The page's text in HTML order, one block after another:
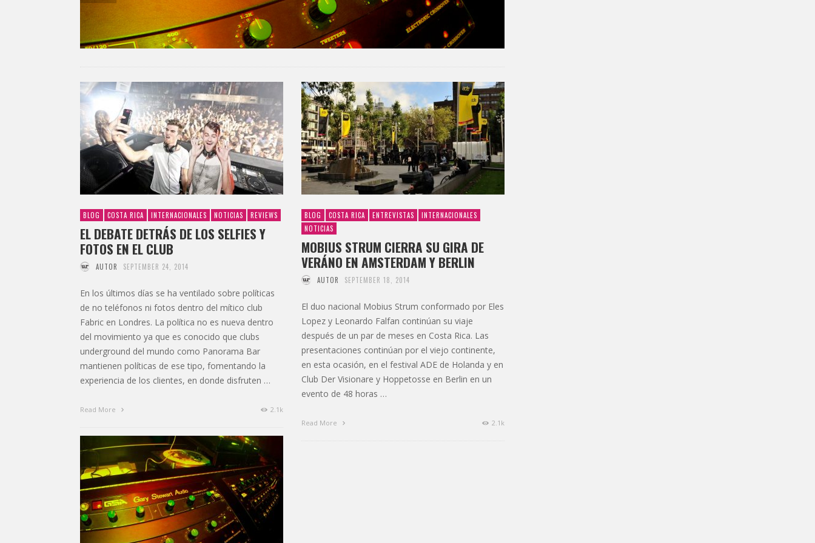
BLOG COSTA RICA INTERNACIONALES NOTICIAS REVIEWS
EL DEBATE DETRÁS DE LOS SELFIES Y
FOTOS EN EL CLUB
AUTOR SEPTEMBER 24, 2014
En los últimos días se ha ventilado sobre políticas
de no teléfonos ni fotos dentro del mítico club
Fabric en Londres. La política no es nueva dentro
del movimiento ya que es conocido que clubs
underground del mundo como Panorama Bar
mantienen políticas de ese tipo, fomentando la
experiencia de los clientes, en donde disfruten …
Read More 2.1k
BLOG COSTA RICA ENTREVISTAS
INTERNACIONALES
NOTICIAS
MOBIUS STRUM CIERRA SU GIRA DE
VERÁNO EN AMSTERDAM Y BERLIN
AUTOR SEPTEMBER 18, 2014
El duo nacional Mobius Strum conformado por Eles
Lopez y Leonardo Falfan continúan su viaje
después de un par de meses en Costa Rica. Las
presentaciones continúan por el viejo continente,
en esta ocasión, en el festival ADE de Holanda y en
Club Der Visionare y Hoppetosse en Berlin en un
evento de 48 horas …
Read More 2.1k